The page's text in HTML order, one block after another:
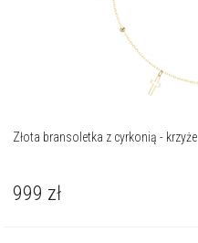
Złota bransoletka z cyrkonią - krzyże
999 zł